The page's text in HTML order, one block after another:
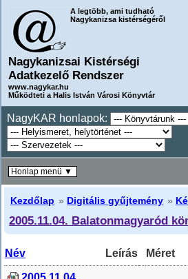
A legtöbb, ami tudható
Nagykanizsa kistérségéről
Nagykanizsai Kistérségi
Adatkezelő Rendszer
www.nagykar.hu
Működteti a Halis István Városi Könyvtár
NagyKAR honlapok:
Kezdőlap » Digitális gyűjtemény »
2005.11.04. Balatonmagyaród
Név Leírás Méret
Honlap menü ▼